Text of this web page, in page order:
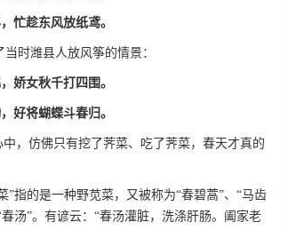
忙趁东风放纸鸢。
时潍县人放风筝的情景：
娇女秋千打四围。
好将蝴蝶斗春归。
，仿佛只有挖了荠菜、吃了荠菜，春天才真的
”指的是一种野苋菜，又被称为“春碧蒿”、“马齿
汤”。有谚云：“春汤灌脏，洗涤肝肠。阖家老